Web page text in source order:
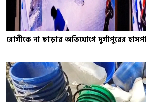
রোগীকে না ছাড়ার অভিযোগে দুর্গাপুরের